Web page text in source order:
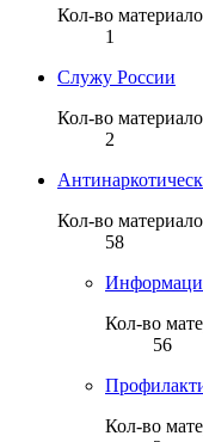
Кол-во
1
Служу России
Кол-во
2
Кол-во
58
Кол-во
56
Кол-во